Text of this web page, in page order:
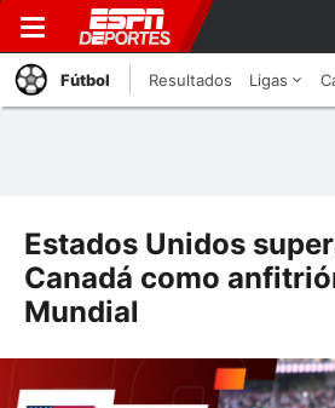
Fútbol Resultados Ligas
Estados Unidos
Canadá como
Mundial